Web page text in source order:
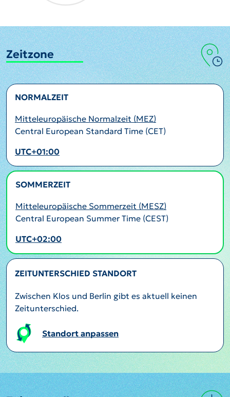
Zeitzone
NORMALZEIT
Mitteleuropäische Normalzeit (MEZ)
Central European Standard Time (CET)
UTC+01:00
SOMMERZEIT
Mitteleuropäische Sommerzeit (MESZ)
Central European Summer Time (CEST)
UTC+02:00
ZEITUNTERSCHIED STANDORT
Zwischen Klos und Berlin gibt es aktuell keinen
Zeitunterschied.
Standort anpassen